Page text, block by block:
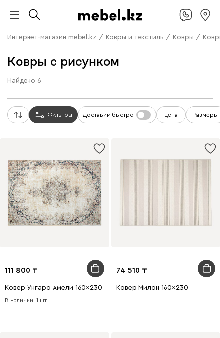
Интернет-магазин mebel.kz / Ковры и текстиль / Ковры /
Ковры с рисунком
Найдено 6
Фильтры Доставим быстро Цена Размеры
111 800
Ковер Унгаро Амели 160x230
В наличии: 1 шт.
74 510
Ковер Милон 160x230